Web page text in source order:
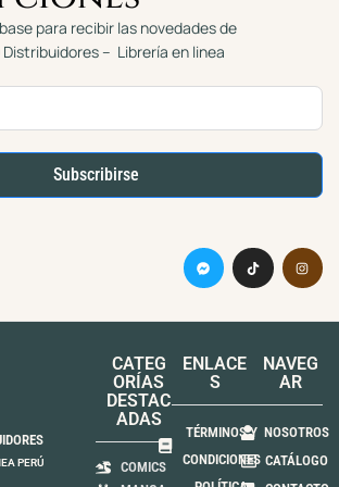
para recibir las novedades de
Distribuidores – Librería en linea
Subscribirse
PERÚ
CATEG
ORÍAS
DESTAC
ADAS
COMICS
ENLACE
S
TÉRMINOS Y
CONDICIONES
NAVEG
AR
NOSOTROS
CATÁLOGO